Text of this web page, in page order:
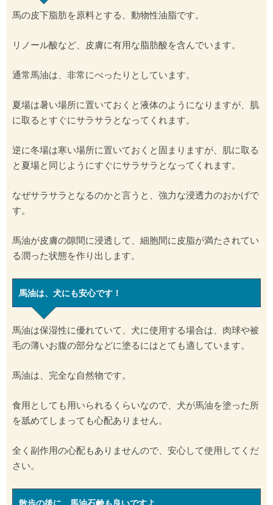
馬の皮下脂肪を原料とする、動物性油脂です。
リノール酸など、皮膚に有用な脂肪酸を含んでいます。
通常馬油は、非常にべったりとしています。
夏場は暑い場所に置いておくと液体のようになりますが、肌
に取るとすぐにサラサラとなってくれます。
逆に冬場は寒い場所に置いておくと固まりますが、肌に取る
と夏場と同じようにすぐにサラサラとなってくれます。
なぜサラサラとなるのかと言うと、強力な浸透力のおかげで
す。
馬油が皮膚の隙間に浸透して、細胞間に皮脂が満たされてい
る潤った状態を作り出します。
馬油は、犬にも安心です！
馬油は保湿性に優れていて、犬に使用する場合は、肉球や被
毛の薄いお腹の部分などに塗るにはとても適しています。
馬油は、完全な自然物です。
食用としても用いられるくらいなので、犬が馬油を塗った所
を舐めてしまっても心配ありません。
全く副作用の心配もありませんので、安心して使用してくだ
さい。